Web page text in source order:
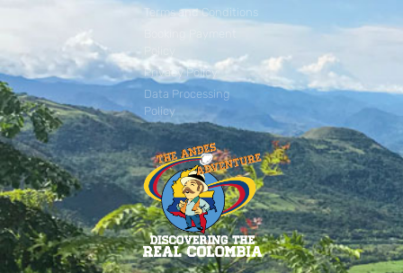
Terms and Conditions
Privacy Policy
Data Processing
Policy